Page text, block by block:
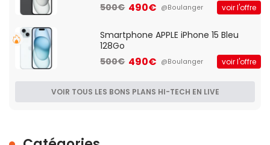
500€ 490€ @Boulanger voir l'offre
Smartphone APPLE iPhone 15 Bleu
128Go
500€ 490€ @Boulanger voir l'offre
VOIR TOUS LES BONS PLANS HI-TECH EN LIVE